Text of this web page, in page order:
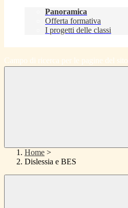
Panoramica
Offerta formativa
I progetti delle classi
Campo di ricerca per le pagine del sito
Home >
Dislessia e BES